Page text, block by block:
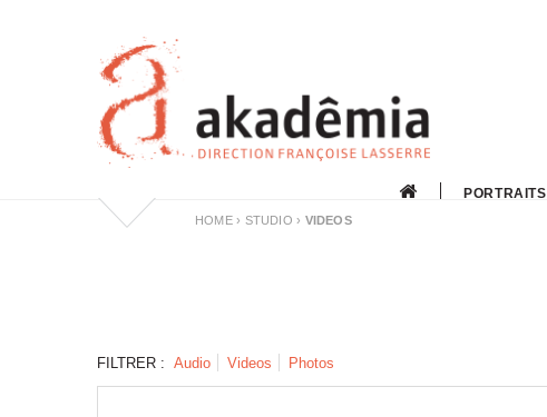
PORTRAITS
HOME› STUDIO › VIDEOS
FILTRER : Audio Videos Photos